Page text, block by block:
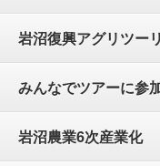
岩沼復興アグリツー
みんなでツアーに参
岩沼農業6次産業化